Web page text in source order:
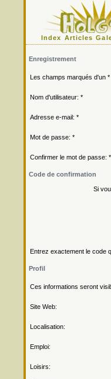
Index Articles
Enregistrement
Les champs marqués d'un *
Nom d'utilisateur: *
Adresse e-mail: *
Mot de passe: *
Confirmer le mot de passe: *
Code de confirmation
Si
Entrez exactement le code
Profil
Ces informations seront
Site Web:
Localisation:
Emploi:
Loisirs: